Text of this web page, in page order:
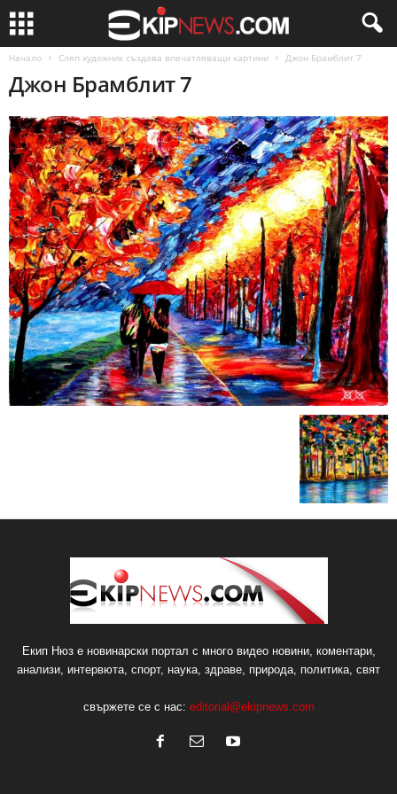
Начало Сляп художник създава впечатляващи картини Джон Брамблит 7
Джон Брамблит 7
Екип Нюз е новинарски портал с много видео новини, коментари,
анализи, интервюта, спорт, наука, здраве, природа, политика, свят
свържете се с нас: editorial@ekipnews.com